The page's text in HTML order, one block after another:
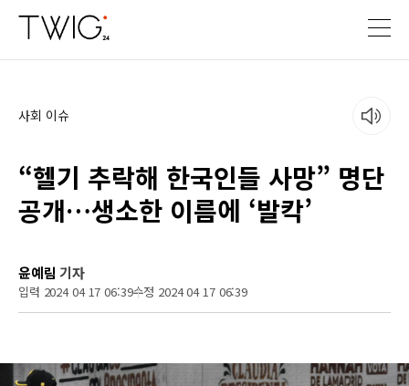
사회 이슈
“헬기 추락해 한국인들 사망” 명단
공개…생소한 이름에 ‘발칵’
윤예림 기자
입력 2024 04 17 06:39수정 2024 04 17 06:39